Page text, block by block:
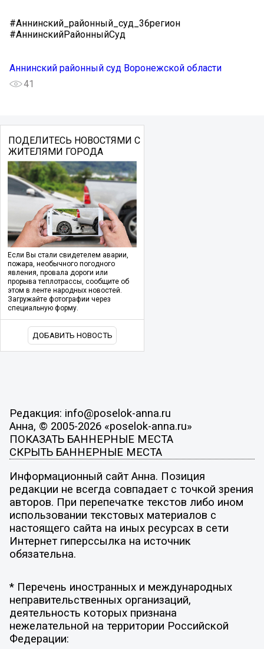
#Аннинский_районный_суд_36регион
#АннинскийРайонныйСуд
Аннинский районный суд Воронежской области
41
ПОДЕЛИТЕСЬ НОВОСТЯМИ С
ЖИТЕЛЯМИ ГОРОДА
Если Вы стали свидетелем аварии,
пожара, необычного погодного
явления, провала дороги или
прорыва теплотрассы, сообщите об
этом в ленте народных новостей.
Загружайте фотографии через
специальную форму.
ДОБАВИТЬ НОВОСТЬ
Редакция: info@poselok-anna.ru
Анна, © 2005-2026 «poselok-anna.ru»
ПОКАЗАТЬ БАННЕРНЫЕ МЕСТА
СКРЫТЬ БАННЕРНЫЕ МЕСТА
Информационный сайт Анна. Позиция
редакции не всегда совпадает с точкой зрения
авторов. При перепечатке текстов либо ином
использовании текстовых материалов с
настоящего сайта на иных ресурсах в сети
Интернет гиперссылка на источник
обязательна.
* Перечень иностранных и международных
неправительственных организаций,
деятельность которых признана
нежелательной на территории Российской
Федерации: